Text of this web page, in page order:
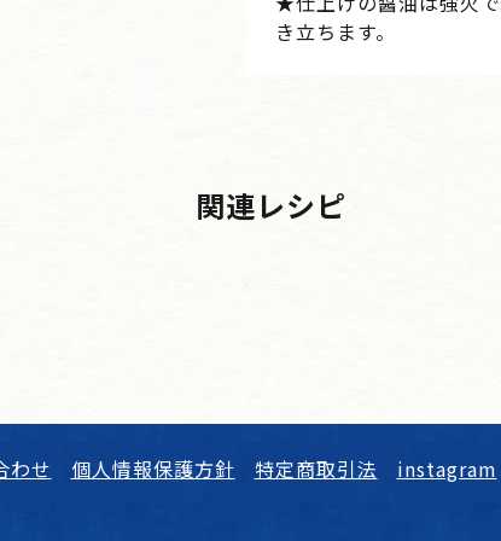
き立ちます。
関連レシピ
わせ 個人情報保護方針 特定商取引法 instagram